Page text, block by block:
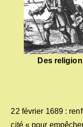
Des
22 février 1689 :
cité « pour